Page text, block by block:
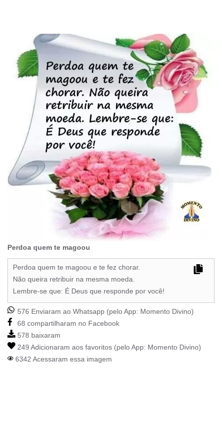
Perdoa quem te magoou
Perdoa quem te magoou e te fez chorar.
Não queira retribuir na mesma moeda.
Lembre-se que: É Deus que responde por você!
576 Enviaram ao Whatsapp (pelo App: Momento Divino)
68 compartilharam no Facebook
578 baixaram
249 Adicionaram aos favoritos (pelo App: Momento Divino)
6342 Acessaram essa imagem